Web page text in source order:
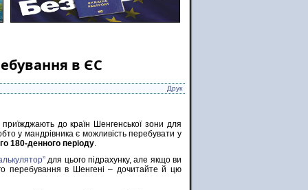
в ЄС
Друк
до країн Шенгенської зони для
у мандрівника є можливість перебувати у
180-денного періоду.
для цього підрахунку, але якщо ви
перебування в Шенгені – дочитайте й цю